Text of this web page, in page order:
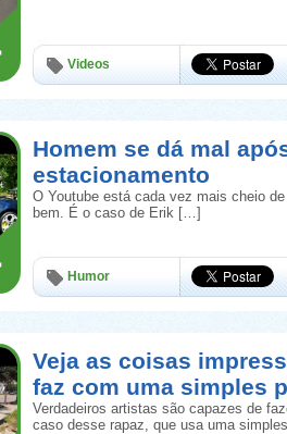
Videos
Homem se dá mal
estacionamento
O Youtube está cada vez mais cheio
bem. É o caso de Erik […]
Humor
Veja as coisas
faz com uma simples
Verdadeiros artistas são capazes de
caso desse rapaz, que usa uma